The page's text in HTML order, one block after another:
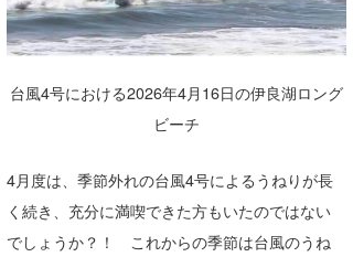
台風4号における2026年4月16日の伊良湖ロング
ビーチ
4月度は、季節外れの台風4号によるうねりが長
く続き、充分に満喫できた方もいたのではない
でしょうか？！ これからの季節は台風のうね
伊豆
沖縄
ルール＆How to